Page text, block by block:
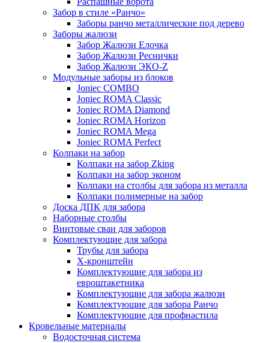
Забор в стиле «Ранчо»
Заборы ранчо металлические под дерево
Заборы жалюзи
Забор Жалюзи Елочка
Забор Жалюзи Реснички
Забор Жалюзи ЭКО-Z
Модульные заборы из блоков
Joniec COMBO
Joniec ROMA Classic
Joniec ROMA Diamond
Joniec ROMA Horizon
Joniec ROMA Mega
Joniec ROMA Perfect
Колпаки на забор
Колпаки на забор Zking
Колпаки на забор эконом
Колпаки на столбы для забора из металла
Колпаки полимерные на забор
Доска ДПК для забора
Наборные столбы
Винтовые сваи для заборов
Комплектующие для забора
Трубы для забора
Х-кронштейн
Комплектующие для забора из
евроштакетника
Комплектующие для забора жалюзи
Комплектующие для забора Ранчо
Комплектующие для профнастила
Кровельные материалы
Водосточная система